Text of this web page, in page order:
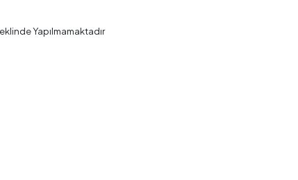
Yapılmamaktadır